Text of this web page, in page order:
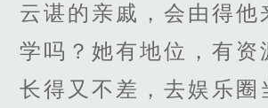
云谌的亲戚，会由得他
学吗？她有地位，有资
长得又不差，去娱乐圈